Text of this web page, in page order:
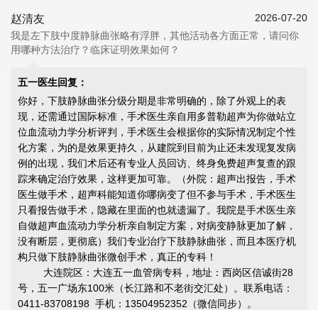
赵清友
2026-07-20
我是左下肢中度静脉曲张略有浮胖，其他活动各方面正常，请问你
用哪种方法治疗？临床证明效果如何？
五一医生回复：
你好，下肢静脉曲张分级分期是非常明确的，除了外观上的表
现，还需通过国际标准，手术医生亲自用多普勒超声为你做站立
位血流动力学分析评判，手术医生会根据你的实际情况制定个性
化方案，为的是效果更持久，从建院到目前为止还未发现复发病
例的出现，我们术后还有专业人员回访、终身免费超声复查的跟
踪来确定治疗效果，这样更加可靠。（外院：超声出报告，手术
医生做手术，超声科能知道你哪病变了但不参与手术，手术医生
只看报告做手术，隐藏在里面的也就遗漏了。我院是手术医生亲
自做超声血流动力学分析亲自制定方案，对病变静脉更加了解，
没有断层，更彻底）我们专业治疗下肢静脉曲张，而且本医疗机
构只做下肢静脉曲张微创手术，真正的专科！
大连院区：大连五一血管病专科，地址：西岗区信诚街28
号，五一广场东100米（长江路和不老街交汇处）。联系电话：
0411-83708198 手机：13504952352（微信同步）。